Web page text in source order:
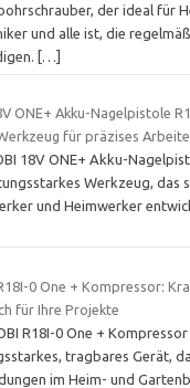
der ideal für
und alle ist, die
[…]
ONE+ Akku-Nagelpistole
für präzises
18V ONE+ Akku-
Werkzeug, das
und Heimwerker
0 One + Kompressor:
für Ihre Projekte
R18I-0 One +
tragbares Gerät,
im Heim- und